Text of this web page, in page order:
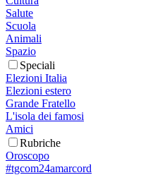
Salute
Scuola
Animali
Spazio
Speciali
Elezioni Italia
Elezioni estero
Grande Fratello
L'isola dei famosi
Amici
Rubriche
Oroscopo
#tgcom24amarcord